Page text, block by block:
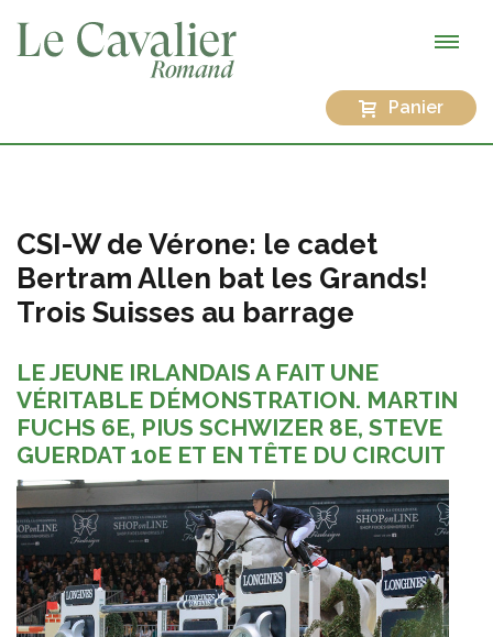
Panier
CSI-W de Vérone: le cadet
Bertram Allen bat les Grands!
Trois Suisses au barrage
LE JEUNE IRLANDAIS A FAIT UNE
VÉRITABLE DÉMONSTRATION. MARTIN
FUCHS 6E, PIUS SCHWIZER 8E, STEVE
GUERDAT 10E ET EN TÊTE DU CIRCUIT